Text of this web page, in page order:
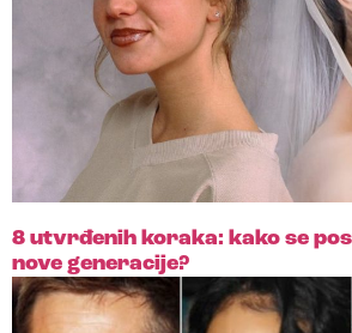
8 utvrđenih koraka: kako se
nove generacije?